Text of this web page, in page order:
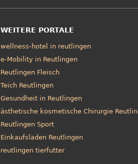
WEITERE PORTALE
wellness-hotel in reutlingen
e-Mobility in Reutlingen
Reutlingen Fleisch
Teich Reutlingen
Gesundheit in Reutlingen
ästhetische kosmetische Chirurgie
Reutlingen Sport
Einkaufsladen Reutlingen
reutlingen tierfutter